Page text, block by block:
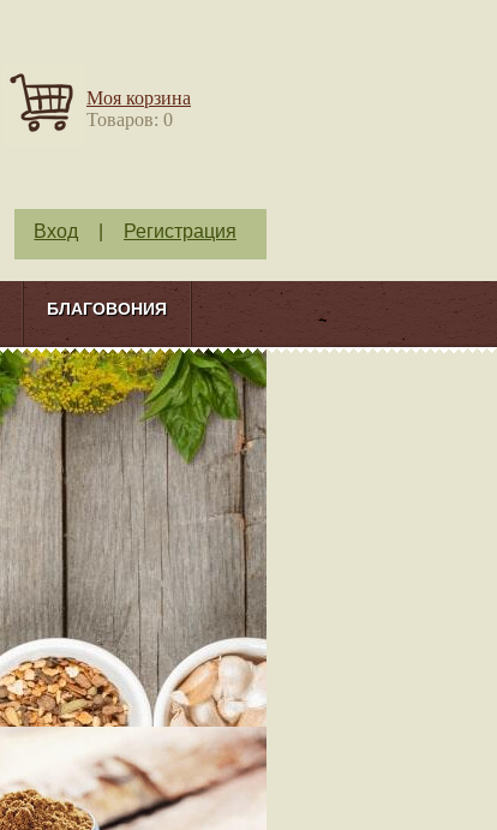
Моя корзина
Товаров: 0
Вход Регистрация
БЛАГОВОНИЯ